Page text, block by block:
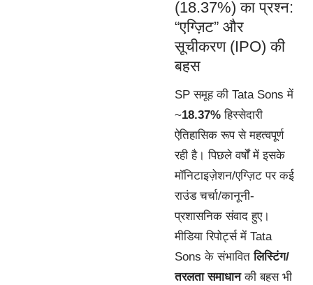
(18.37%) का प्रश्न:
“एग्ज़िट” और
सूचीकरण (IPO) की
बहस
SP समूह की Tata Sons में
~18.37% हिस्सेदारी
ऐतिहासिक रूप से महत्वपूर्ण
रही है। पिछले वर्षों में इसके
मॉनिटाइज़ेशन/एग्ज़िट पर कई
राउंड चर्चा/कानूनी-
प्रशासनिक संवाद हुए।
मीडिया रिपोर्ट्स में Tata
Sons के संभावितलिस्टिंग/
तरलता समाधानकी बहस भी